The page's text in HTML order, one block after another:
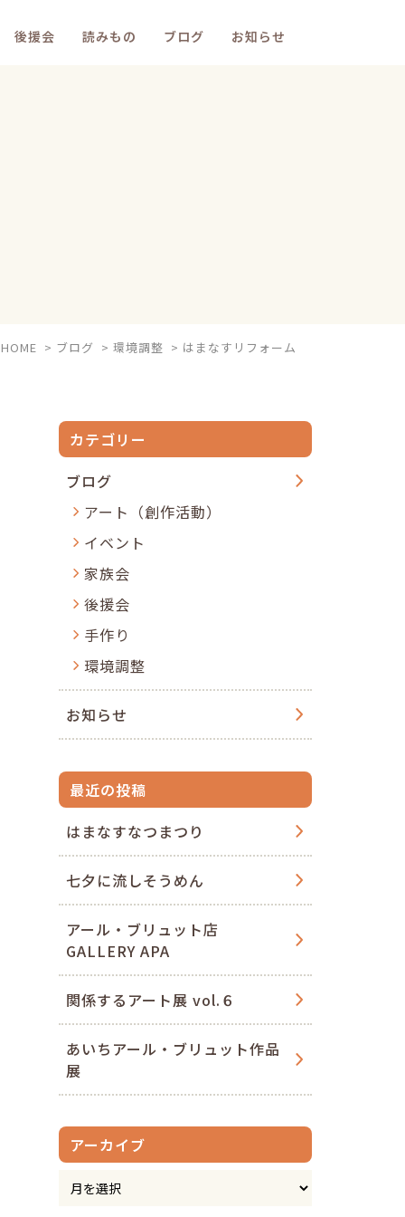
後援会 読みもの ブログ お知らせ
HOME > ブログ > 環境調整 > はまなすリフォーム
カテゴリー
ブログ
アート（創作活動）
イベント
家族会
後援会
手作り
環境調整
お知らせ
最近の投稿
はまなすなつまつり
七夕に流しそうめん
アール・ブリュット店
GALLERY APA
関係するアート展 vol.６
あいちアール・ブリュット作品
展
アーカイブ